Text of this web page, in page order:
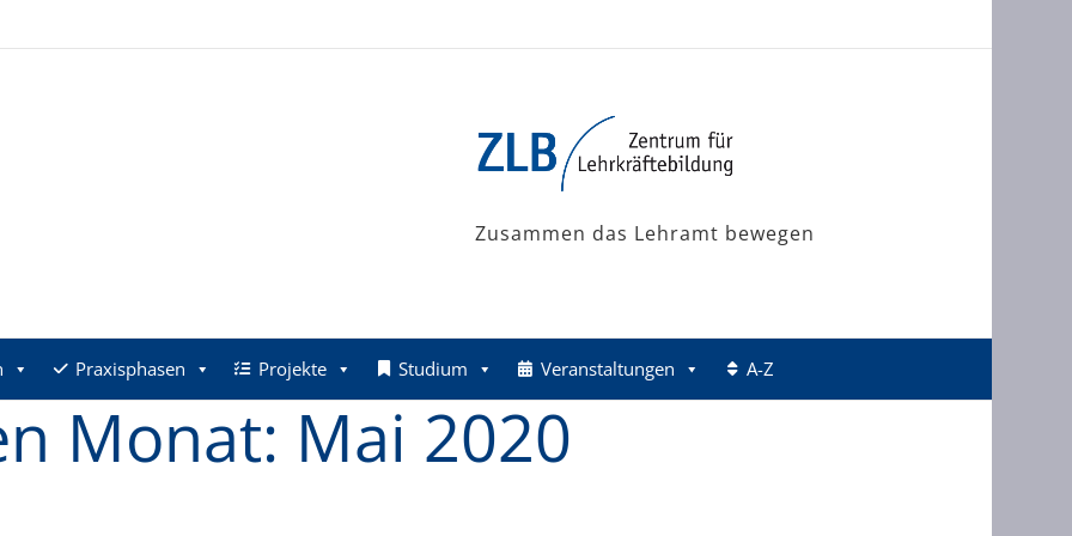
Zusammen das Lehramt bewegen
Praxisphasen Projekte Studium Veranstaltungen A-Z
Monat: Mai 2020